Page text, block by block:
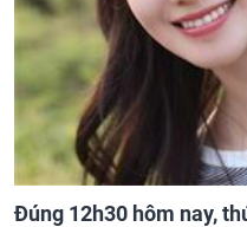
Đúng 12h30 hôm nay,